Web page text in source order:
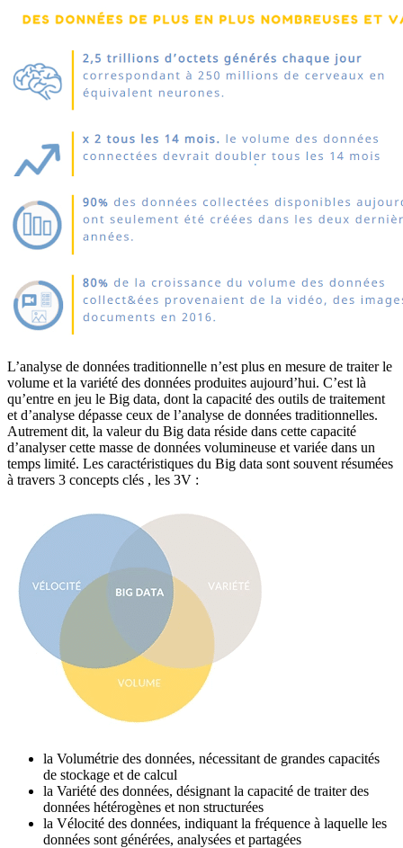
L’analyse de données traditionnelle n’est plus en mesure de traiter le
volume et la variété des données produites aujourd’hui. C’est là
qu’entre en jeu le Big data, dont la capacité des outils de traitement
et d’analyse dépasse ceux de l’analyse de données traditionnelles.
Autrement dit, la valeur du Big data réside dans cette capacité
d’analyser cette masse de données volumineuse et variée dans un
temps limité. Les caractéristiques du Big data sont souvent résumées
à travers 3 concepts clés , les 3V :
la Volumétrie des données, nécessitant de grandes capacités
de stockage et de calcul
la Variété des données, désignant la capacité de traiter des
données hétérogènes et non structurées
la Vélocité des données, indiquant la fréquence à laquelle les
données sont générées, analysées et partagées